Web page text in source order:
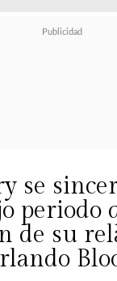
se
periodo
de su